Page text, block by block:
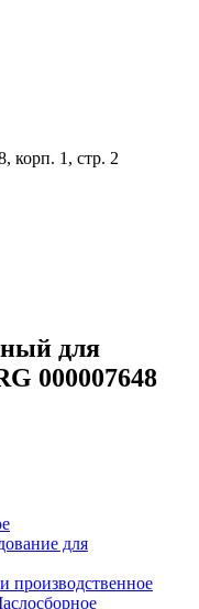
корп. 1, стр. 2
для
000007648
для
производственное